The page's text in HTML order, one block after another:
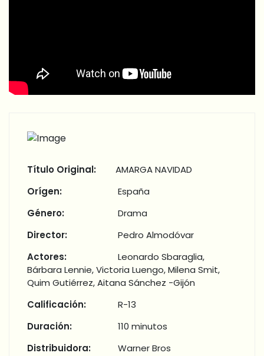
Título Original:
AMARGA NAVIDAD
Orígen:
España
Género:
Drama
Director:
Pedro Almodóvar
Actores:
Leonardo Sbaraglia,
Bárbara Lennie, Victoria Luengo, Milena Smit,
Quim Gutiérrez, Aitana Sánchez -Gijón
Calificación:
R-13
Duración:
110 minutos
Distribuidora:
Warner Bros